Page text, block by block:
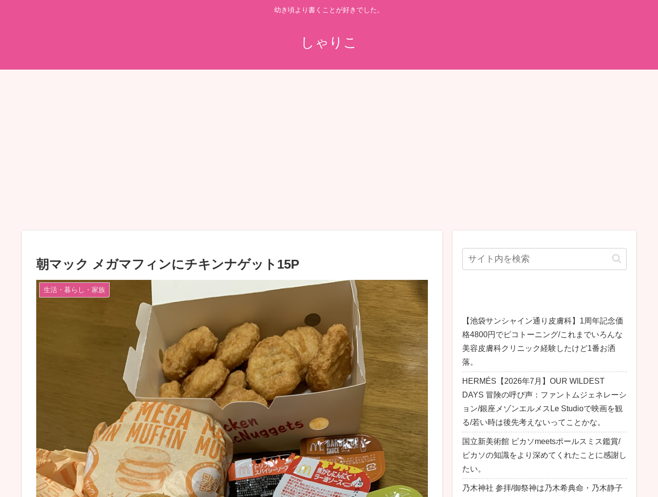
幼き頃より書くことが好きでした。
しゃりこ
朝マック メガマフィンにチキンナゲット15P
生活・暮らし・家族
【池袋サンシャイン通り皮膚科】1周年記念価
格4800円でピコトーニング/これまでいろんな
美容皮膚科クリニック経験したけど1番お洒
落。
HERMÉS【2026年7月】OUR WILDEST
DAYS 冒険の呼び声：ファントムジェネレーシ
ョン/銀座メゾンエルメスLe Studioで映画を観
る/若い時は後先考えないってことかな。
国立新美術館 ピカソmeetsポールスミス鑑賞/
ピカソの知識をより深めてくれたことに感謝し
たい。
乃木神社 参拝/御祭神は乃木希典命・乃木静子